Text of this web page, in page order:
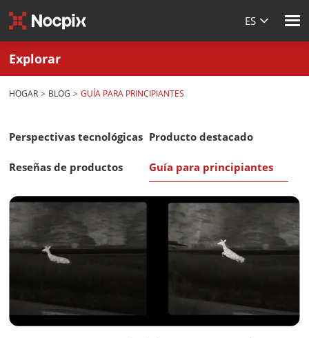
ES
Explorar
HOGAR BLOG GUÍA PARA PRINCIPIANTES
Perspectivas tecnológicas Producto destacado
Reseñas de productos Guía para principiantes